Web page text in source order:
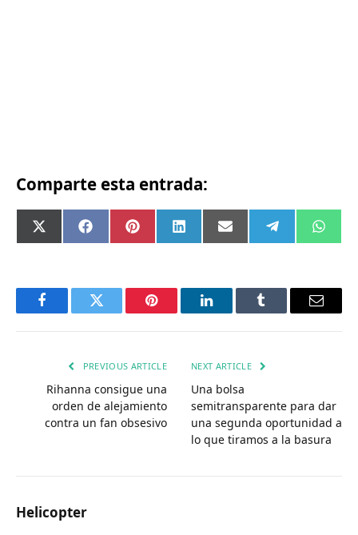
Comparte esta entrada:
Compartir
en
X
(Twitter)
Compartir
en
FacebookCompartir
en
PinterestCompartir
en
LinkedInCompartir
en
Email Compartir
en
Telegram
en
FacebookTwitter Pinterest LinkedInTumblr Email
PREVIOUS ARTICLE
Rihanna consigue una
orden de alejamiento
contra un fan obsesivo
NEXT ARTICLE
Una bolsa
semitransparente para dar
una segunda oportunidad a
lo que tiramos a la basura
Helicopter